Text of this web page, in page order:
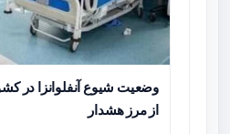
وضعیت شیوع آنفلوانزا در
از مرز هشدار